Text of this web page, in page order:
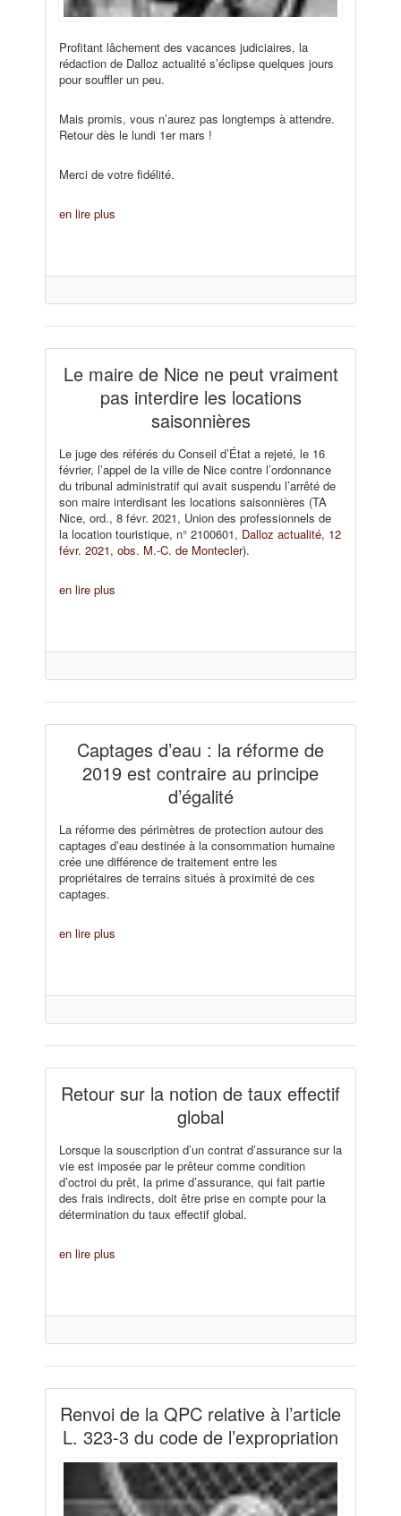
Profitant lâchement des vacances judiciaires, la
rédaction de Dalloz actualité s’éclipse quelques jours
pour souffler un peu.
Mais promis, vous n’aurez pas longtemps à attendre.
Retour dès le lundi 1er mars !
Merci de votre fidélité.
en lire plus
Le maire de Nice ne peut vraiment
pas interdire les locations
saisonnières
Le juge des référés du Conseil d’État a rejeté, le 16
février, l’appel de la ville de Nice contre l’ordonnance
du tribunal administratif qui avait suspendu l’arrêté de
son maire interdisant les locations saisonnières (TA
Nice, ord., 8 févr. 2021, Union des professionnels de
la location touristique, n° 2100601, Dalloz actualité, 12
févr. 2021, obs. M.-C. de Montecler).
en lire plus
Captages d’eau : la réforme de
2019 est contraire au principe
d’égalité
La réforme des périmètres de protection autour des
captages d’eau destinée à la consommation humaine
crée une différence de traitement entre les
propriétaires de terrains situés à proximité de ces
captages.
en lire plus
Retour sur la notion de taux effectif
global
Lorsque la souscription d’un contrat d’assurance sur la
vie est imposée par le prêteur comme condition
d’octroi du prêt, la prime d’assurance, qui fait partie
des frais indirects, doit être prise en compte pour la
détermination du taux effectif global.
en lire plus
Renvoi de la QPC relative à l’article
L. 323-3 du code de l’expropriation